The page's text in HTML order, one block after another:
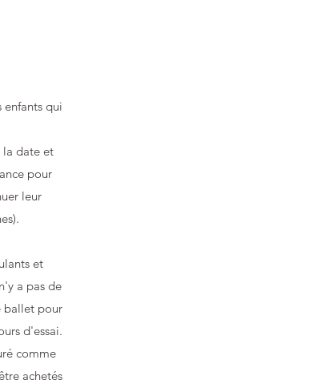
enfants qui
la date et
pour
leur
et
a pas de
ballet pour
d'essai.
comme
achetés